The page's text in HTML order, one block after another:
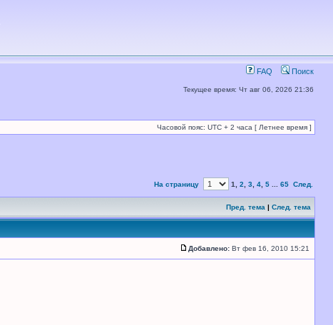
FAQ Поиск
Текущее время: Чт авг 06, 2026 21:36
Часовой пояс: UTC + 2 часа [ Летнее время ]
На страницу 1 2 3 4 5 65 След.
Пред. тема | След. тема
Добавлено: Вт фев 16, 2010 15:21